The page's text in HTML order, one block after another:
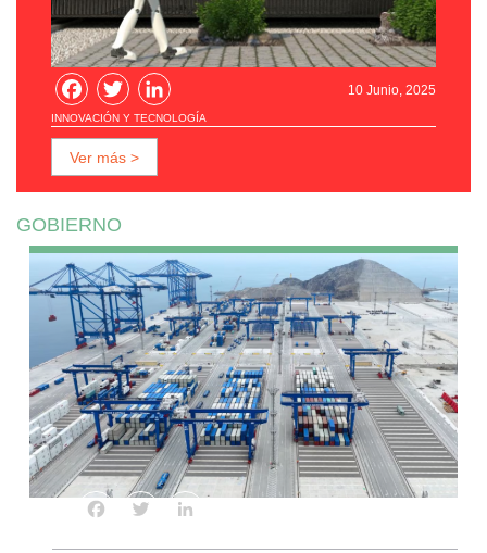
Facebook
Twitter
LinkedIn
Ver más >
GOBIERNO